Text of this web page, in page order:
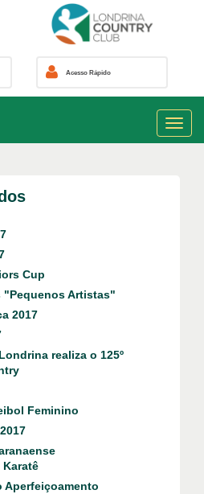
Acesso Rápido
Cup
"Pequenos Artistas"
2017
realiza o 125º
Feminino
Aperfeiçoamento